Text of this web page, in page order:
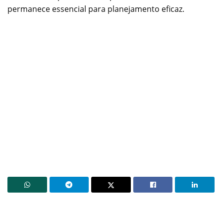
permanece essencial para planejamento eficaz.